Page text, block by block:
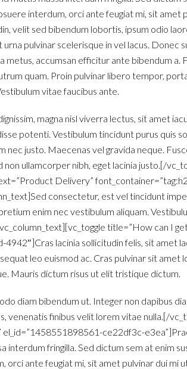
interdum, orci ante feugiat mi, sit amet
velit sed bibendum lobortis, ipsum odio
pulvinar scelerisque in vel lacus. Donec
metus, accumsan efficitur ante bibendum
quam. Proin pulvinar libero tempor,
vitae faucibus ante.
magna nisl viverra lectus, sit amet
potenti. Vestibulum tincidunt purus quis
nec justo. Maecenas vel gravida neque.
non ullamcorper nibh, eget lacinia justo.[/
Delivery”
consectetur, est vel tincidunt
enim nec vestibulum aliquam.
title=”How can I
lacinia sollicitudin felis, sit amet
leo euismod ac. Cras pulvinar sit amet
Mauris dictum risus ut elit tristique dictum.
diam bibendum ut. Integer non dapibus
venenatis finibus velit lorem vitae nulla.[/
ce22df3c-
interdum fringilla. Sed dictum sem at enim
ante feugiat mi, sit amet pulvinar dui mi